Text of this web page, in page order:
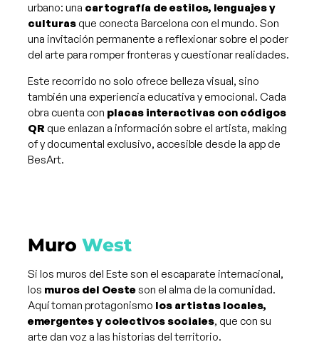
urbano: una cartografía de estilos, lenguajes y
culturas que conecta Barcelona con el mundo. Son
una invitación permanente a reflexionar sobre el poder
del arte para romper fronteras y cuestionar realidades.
Este recorrido no solo ofrece belleza visual, sino
también una experiencia educativa y emocional. Cada
obra cuenta con placas interactivas con códigos
QR que enlazan a información sobre el artista, making
of y documental exclusivo, accesible desde la app de
BesArt.
Si los muros del Este son el escaparate internacional,
los muros del Oesteson el alma de la comunidad.
Aquí toman protagonismo los artistas locales,
emergentes y colectivos sociales, que con su
arte dan voz a las historias del territorio.
Muro West